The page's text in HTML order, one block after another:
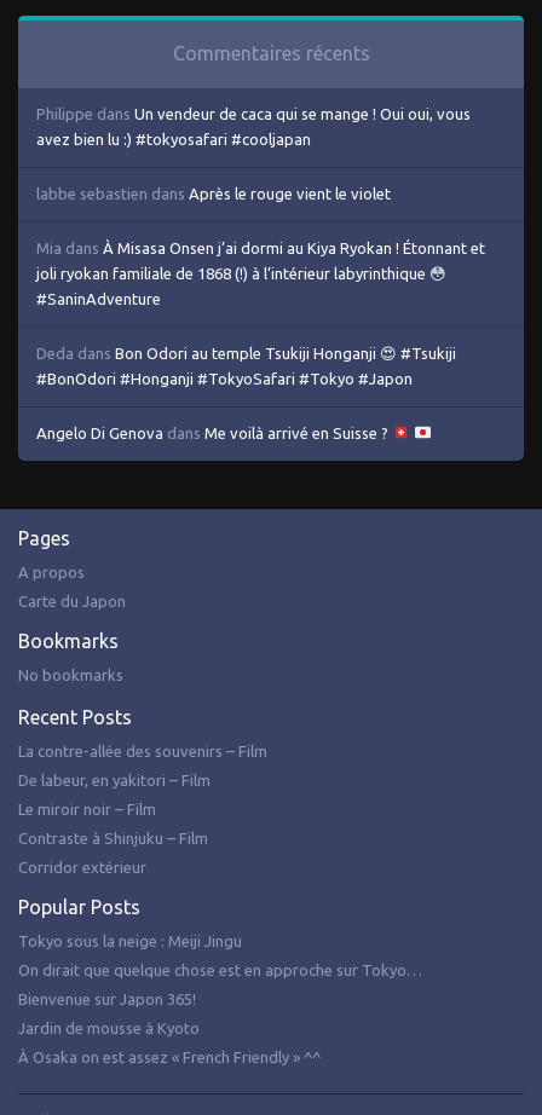
Commentaires récents
Philippe dans Un vendeur de caca qui se mange ! Oui oui, vous
avez bien lu :) #tokyosafari #cooljapan
labbe sebastien dans Après le rouge vient le violet
Mia dans À Misasa Onsen j’ai dormi au Kiya Ryokan ! Étonnant et
joli ryokan familiale de 1868 (!) à l’intérieur labyrinthique 😳
#SaninAdventure
Deda dans Bon Odori au temple Tsukiji Honganji 😍 #Tsukiji
#BonOdori #Honganji #TokyoSafari #Tokyo #Japon
Angelo Di Genova dans Me voilà arrivé en Suisse ?
Pages
A propos
Carte du Japon
Bookmarks
No bookmarks
Recent Posts
La contre-allée des souvenirs – Film
De labeur, en yakitori – Film
Le miroir noir – Film
Contraste à Shinjuku – Film
Corridor extérieur
Popular Posts
Tokyo sous la neige : Meiji Jingu
On dirait que quelque chose est en approche sur Tokyo…
Bienvenue sur Japon 365!
Jardin de mousse à Kyoto
À Osaka on est assez « French Friendly » ^^